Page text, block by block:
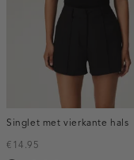
Singlet met vierkante hals
€14.95